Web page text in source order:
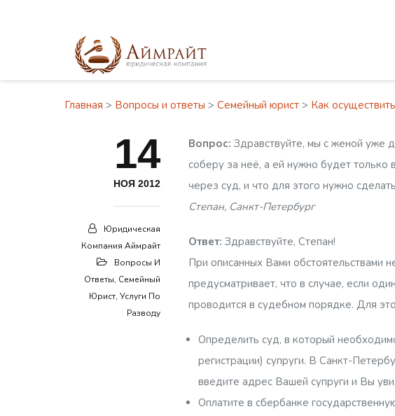
Главная > Вопросы и ответы > Семейный юрист > Как
14
НОЯ 2012
Юридическая
Компания Аймрайт
Вопросы И
Ответы, Семейный
Юрист, Услуги По
Разводу
Вопрос: Здравствуйте, мы с женой уже
соберу за неё, а ей нужно будет только
через суд, и что для этого нужно
Степан, Санкт-Петербург
Ответ: Здравствуйте, Степан!
При описанных Вами
предусматривает, что в случае, если
проводится в судебном порядке. Для
Определить суд, в который
регистрации) супруги. В Санкт-
введите адрес Вашей супруги и Вы
Оплатите в сбербанке